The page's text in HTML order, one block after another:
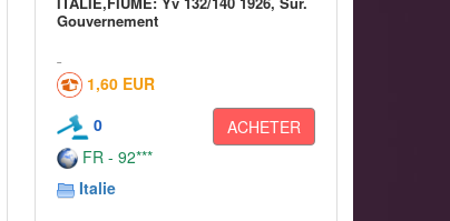
Gouvernement
1,60 EUR
0
ACHETER
FR - 92***
Italie